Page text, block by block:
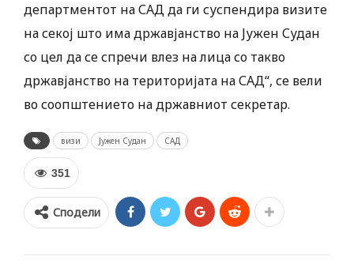
департментот на САД да ги суспендира визите
на секој што има државјанство на Јужен Судан
со цел да се спречи влез на лица со такво
државјанство на територијата на САД“, се вели
во соопштението на државниот секретар.
визи Јужен Судан САД
351
Сподели